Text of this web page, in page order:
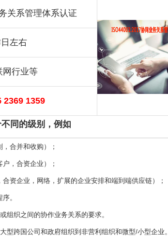
关系管理体系认证
左右
网行业等
2369 1359
同的级别，例如
合并和收购）；
，合资企业）；
资企业，网络，扩展的企业安排和端到端供应链）；
。
组织之间的协作业务关系的要求。
跨国公司和政府组织到非营利组织和微型/小型企业。